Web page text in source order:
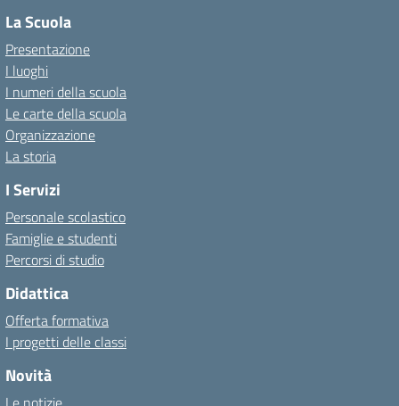
La Scuola
Presentazione
I luoghi
I numeri della scuola
Le carte della scuola
Organizzazione
La storia
I Servizi
Personale scolastico
Famiglie e studenti
Percorsi di studio
Didattica
Offerta formativa
I progetti delle classi
Novità